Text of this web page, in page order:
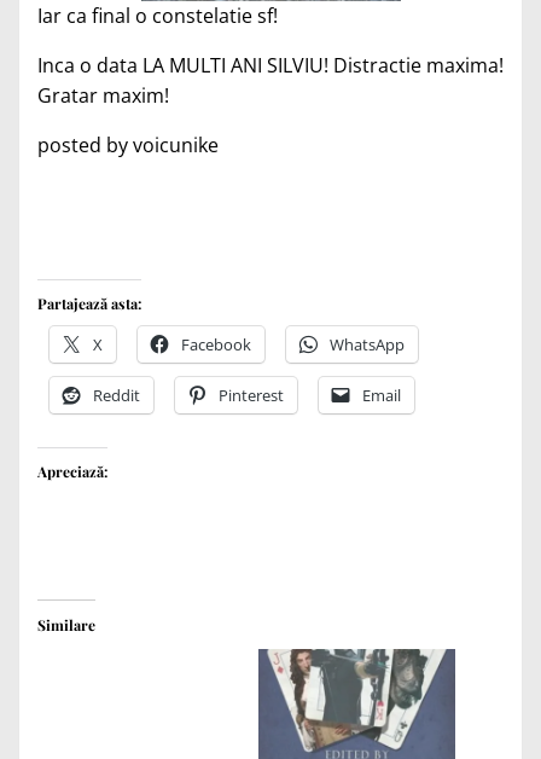
Iar ca final o constelatie sf!
Inca o data LA MULTI ANI SILVIU! Distractie maxima!
Gratar maxim!
posted by voicunike
Partajează asta:
X Facebook WhatsApp
Reddit Pinterest Email
Apreciază:
Similare